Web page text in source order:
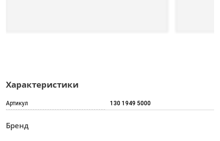
Характеристики
Артикул 130 1949 5000
Бренд